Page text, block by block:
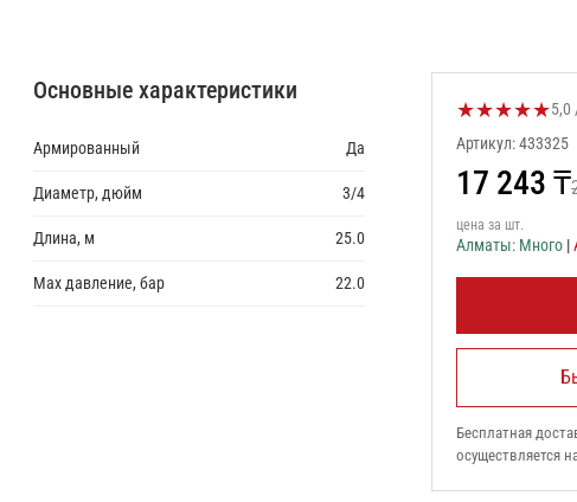
Основные характеристики
Армированный Да
Диаметр, дюйм 3/4
Длина, м 25.0
Max давление, бар 22.0
★★★★★5,0
Артикул: 433325
17 243 ₸
цена за шт.
Алматы: Много |
Бесплатная
осуществляется